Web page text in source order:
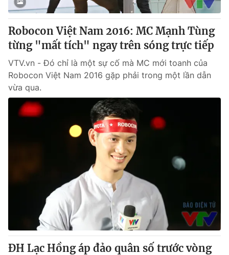
Robocon Việt Nam 2016: MC Mạnh Tùng
từng "mất tích" ngay trên sóng trực tiếp
VTV.vn - Đó chỉ là một sự cố mà MC mới toanh của
Robocon Việt Nam 2016 gặp phải trong một lần dẫn
vừa qua.
ĐH Lạc Hồng áp đảo quân số trước vòng